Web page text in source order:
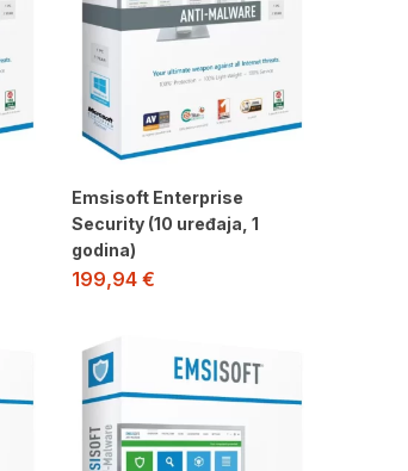
Emsisoft Enterprise
Security (10 uređaja, 1
godina)
199,94 €